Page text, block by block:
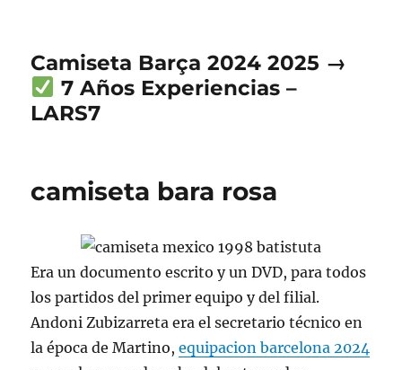
Camiseta Barça 2024 2025 →
7 Años Experiencias –
LARS7
camiseta bara rosa
Era un documento escrito y un DVD, para todos
los partidos del primer equipo y del filial.
Andoni Zubizarreta era el secretario técnico en
la época de Martino,equipacion barcelona 2024